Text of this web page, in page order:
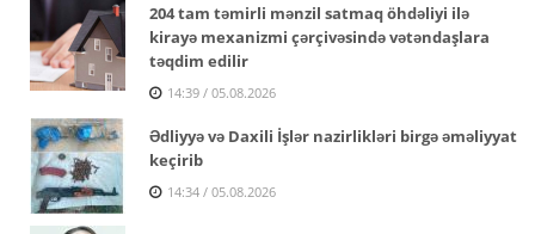
204 tam təmirli mənzil satmaq öhdəliyi ilə
kirayə mexanizmi çərçivəsində vətəndaşlara
təqdim edilir
14:39 / 05.08.2026
Ədliyyə və Daxili İşlər nazirlikləri birgə əməliyyat
keçirib
14:34 / 05.08.2026